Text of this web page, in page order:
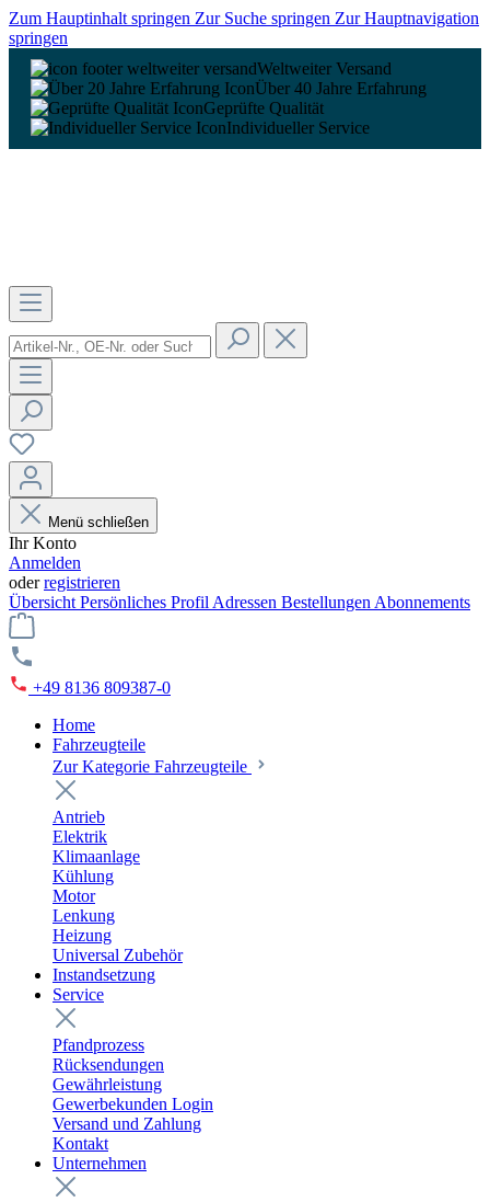
Zum Hauptinhalt springen Zur Suche springen Zur Hauptnavigation
springen
Weltweiter Versand
Über 40 Jahre Erfahrung
Geprüfte Qualität
Individueller Service
Menü schließen
Ihr Konto
Anmelden
oderregistrieren
Übersicht Persönliches Profil Adressen Bestellungen Abonnements
+49 8136 809387-0
Home
Fahrzeugteile
Zur Kategorie Fahrzeugteile
Antrieb
Elektrik
Klimaanlage
Kühlung
Motor
Lenkung
Heizung
Universal Zubehör
Instandsetzung
Service
Pfandprozess
Rücksendungen
Gewährleistung
Gewerbekunden Login
Versand und Zahlung
Kontakt
Unternehmen